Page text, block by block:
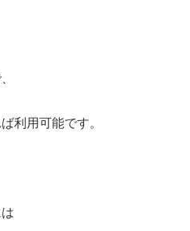
利用可能です。